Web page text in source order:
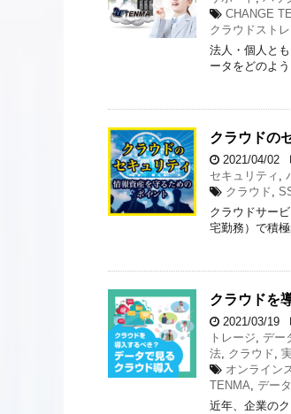
CHANGE
クラウドスト
法人・個人と
ータをどのよ
クラウドの
2021/04/02
セキュリティ ,
クラウド,
クラウドサー
宅勤務）で積
クラウドを
2021/03/19
トレージ, デー
法, クラウド,
オンライン
TENMA, デー
近年、企業の